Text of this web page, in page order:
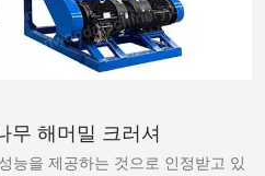
무 해머밀 크러셔
능을 제공하는 것으로 인정받고 있